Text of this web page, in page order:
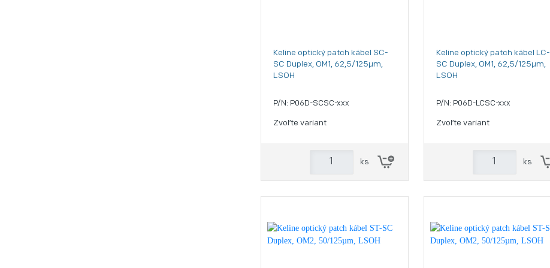
Keline optický patch kábel SC-
SC Duplex, OM1, 62,5/125µm,
LSOH
P/N: P06D-SCSC-xxx
Zvoľte variant
ks
Keline optický patch kábel LC-
SC Duplex, OM1, 62,5/125µm,
LSOH
P/N: P06D-LCSC-xxx
Zvoľte variant
ks